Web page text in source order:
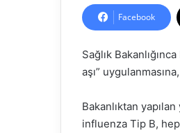
Facebook
Sağlık
aşı”
Bakanlıktan
influenza Tip B,